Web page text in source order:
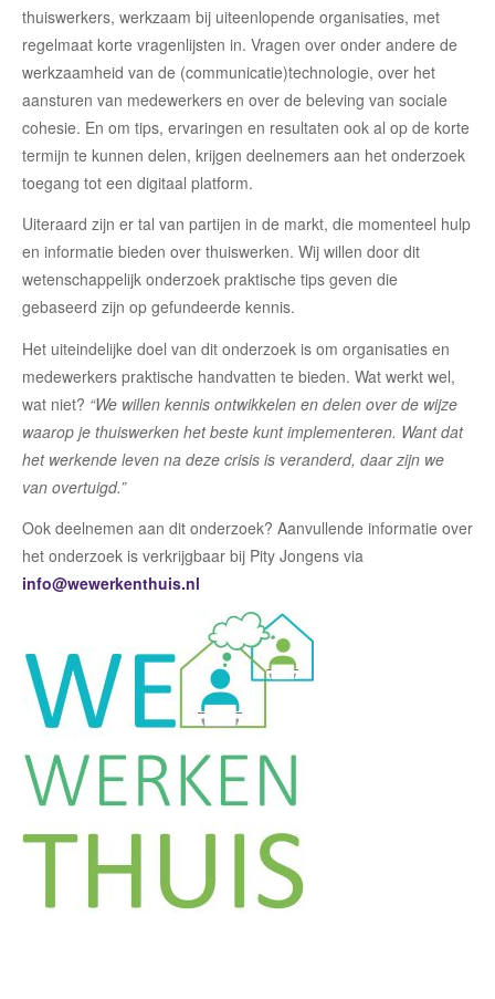
thuiswerkers, werkzaam bij uiteenlopende organisaties, met
regelmaat korte vragenlijsten in. Vragen over onder andere de
werkzaamheid van de (communicatie)technologie, over het
aansturen van medewerkers en over de beleving van sociale
cohesie. En om tips, ervaringen en resultaten ook al op de korte
termijn te kunnen delen, krijgen deelnemers aan het onderzoek
toegang tot een digitaal platform.
Uiteraard zijn er tal van partijen in de markt, die momenteel hulp
en informatie bieden over thuiswerken. Wij willen door dit
wetenschappelijk onderzoek praktische tips geven die
gebaseerd zijn op gefundeerde kennis.
Het uiteindelijke doel van dit onderzoek is om organisaties en
medewerkers praktische handvatten te bieden. Wat werkt wel,
wat niet? “We willen kennis ontwikkelen en delen over de wijze
waarop je thuiswerken het beste kunt implementeren. Want dat
het werkende leven na deze crisis is veranderd, daar zijn we
van overtuigd.”
Ook deelnemen aan dit onderzoek? Aanvullende informatie over
het onderzoek is verkrijgbaar bij Pity Jongens via
info@wewerkenthuis.nl